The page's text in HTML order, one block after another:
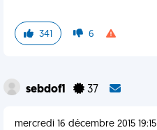
341 6
sebdof1 37
mercredi 16 décembre 2015 19:15